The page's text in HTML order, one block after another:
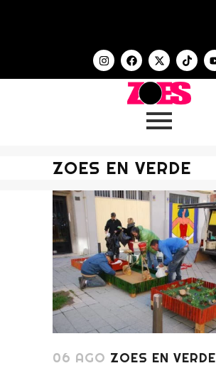
ZOES EN VERDE
06 AGO ZOES EN VERDE